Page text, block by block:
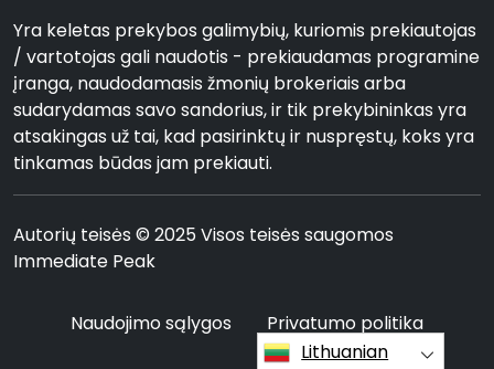
Yra keletas prekybos galimybių, kuriomis prekiautojas
/ vartotojas gali naudotis - prekiaudamas programine
įranga, naudodamasis žmonių brokeriais arba
sudarydamas savo sandorius, ir tik prekybininkas yra
atsakingas už tai, kad pasirinktų ir nuspręstų, koks yra
tinkamas būdas jam prekiauti.
Autorių teisės © 2025 Visos teisės saugomos
Immediate Peak
Naudojimo sąlygos
Privatumo politika
Lithuanian